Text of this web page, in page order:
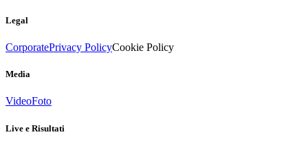
Legal
CorporatePrivacy PolicyCookie Policy
Media
VideoFoto
Live e Risultati